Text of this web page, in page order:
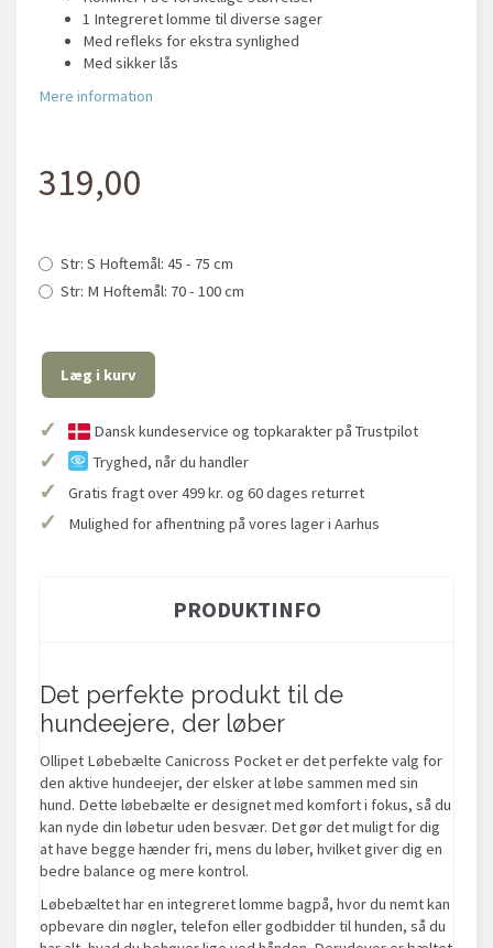
1 Integreret lomme til diverse sager
Med refleks for ekstra synlighed
Med sikker lås
Mere information
319,00
Str: S Hoftemål: 45 - 75 cm
Str: M Hoftemål: 70 - 100 cm
Læg i kurv
✓ Dansk kundeservice og topkarakter på Trustpilot
✓ Tryghed, når du handler
✓ Gratis fragt over 499 kr. og 60 dages returret
✓ Mulighed for afhentning på vores lager i Aarhus
PRODUKTINFO
Det perfekte produkt til de
hundeejere, der løber
Ollipet Løbebælte Canicross Pocket er det perfekte valg for
den aktive hundeejer, der elsker at løbe sammen med sin
hund. Dette løbebælte er designet med komfort i fokus, så du
kan nyde din løbetur uden besvær. Det gør det muligt for dig
at have begge hænder fri, mens du løber, hvilket giver dig en
bedre balance og mere kontrol.
Løbebæltet har en integreret lomme bagpå, hvor du nemt kan
opbevare din nøgler, telefon eller godbidder til hunden, så du